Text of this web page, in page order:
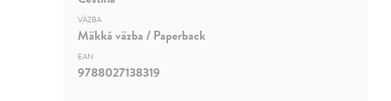
VÄZBA
Mäkká väzba / Paperback
EAN
9788027138319